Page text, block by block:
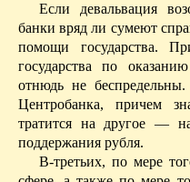
Если девальвация
банки вряд ли сумеют
помощи государства.
государства по
отнюдь не беспредельны.
Центробанка, причем
тратится на другое —
поддержания рубля.
В-третьих, по мере